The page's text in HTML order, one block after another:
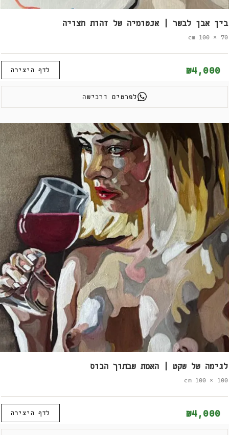
בין אבן לבשר | אנטומיה של זהות חצויה
70 × 100 cm
₪4,000 לדף היצירה
לפרטים ורכישה
לגימה של שקט | האמת שבתוך הכוס
100 × 100 cm
₪4,000 לדף היצירה